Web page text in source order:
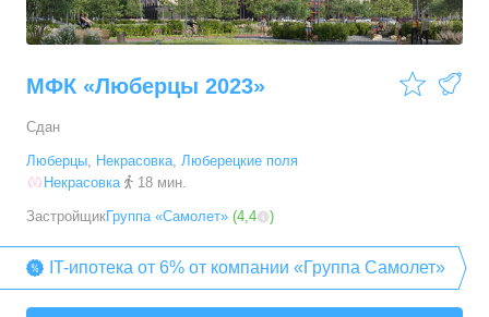
МФК «Люберцы 2023»
Сдан
Люберцы, Некрасовка, Люберецкие поля
Некрасовка
18 мин.
ЗастройщикГруппа «Самолет» (4,4 )
IT-ипотека от 6% от компании «Группа Самолет»